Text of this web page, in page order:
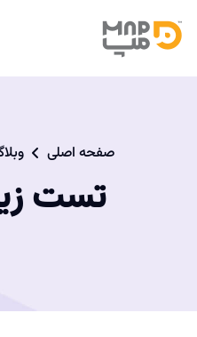
صفحه اصلی
تست